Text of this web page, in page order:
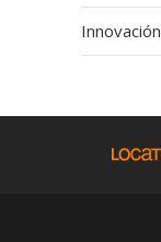
Innovación